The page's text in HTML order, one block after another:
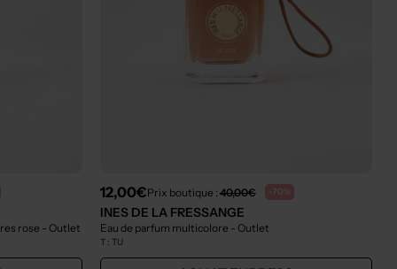
rose - Outlet
12,00€Prix boutique : 40,00€ -70%
INES DE LA FRESSANGE
Eau de parfum multicolore - Outlet
T : TU